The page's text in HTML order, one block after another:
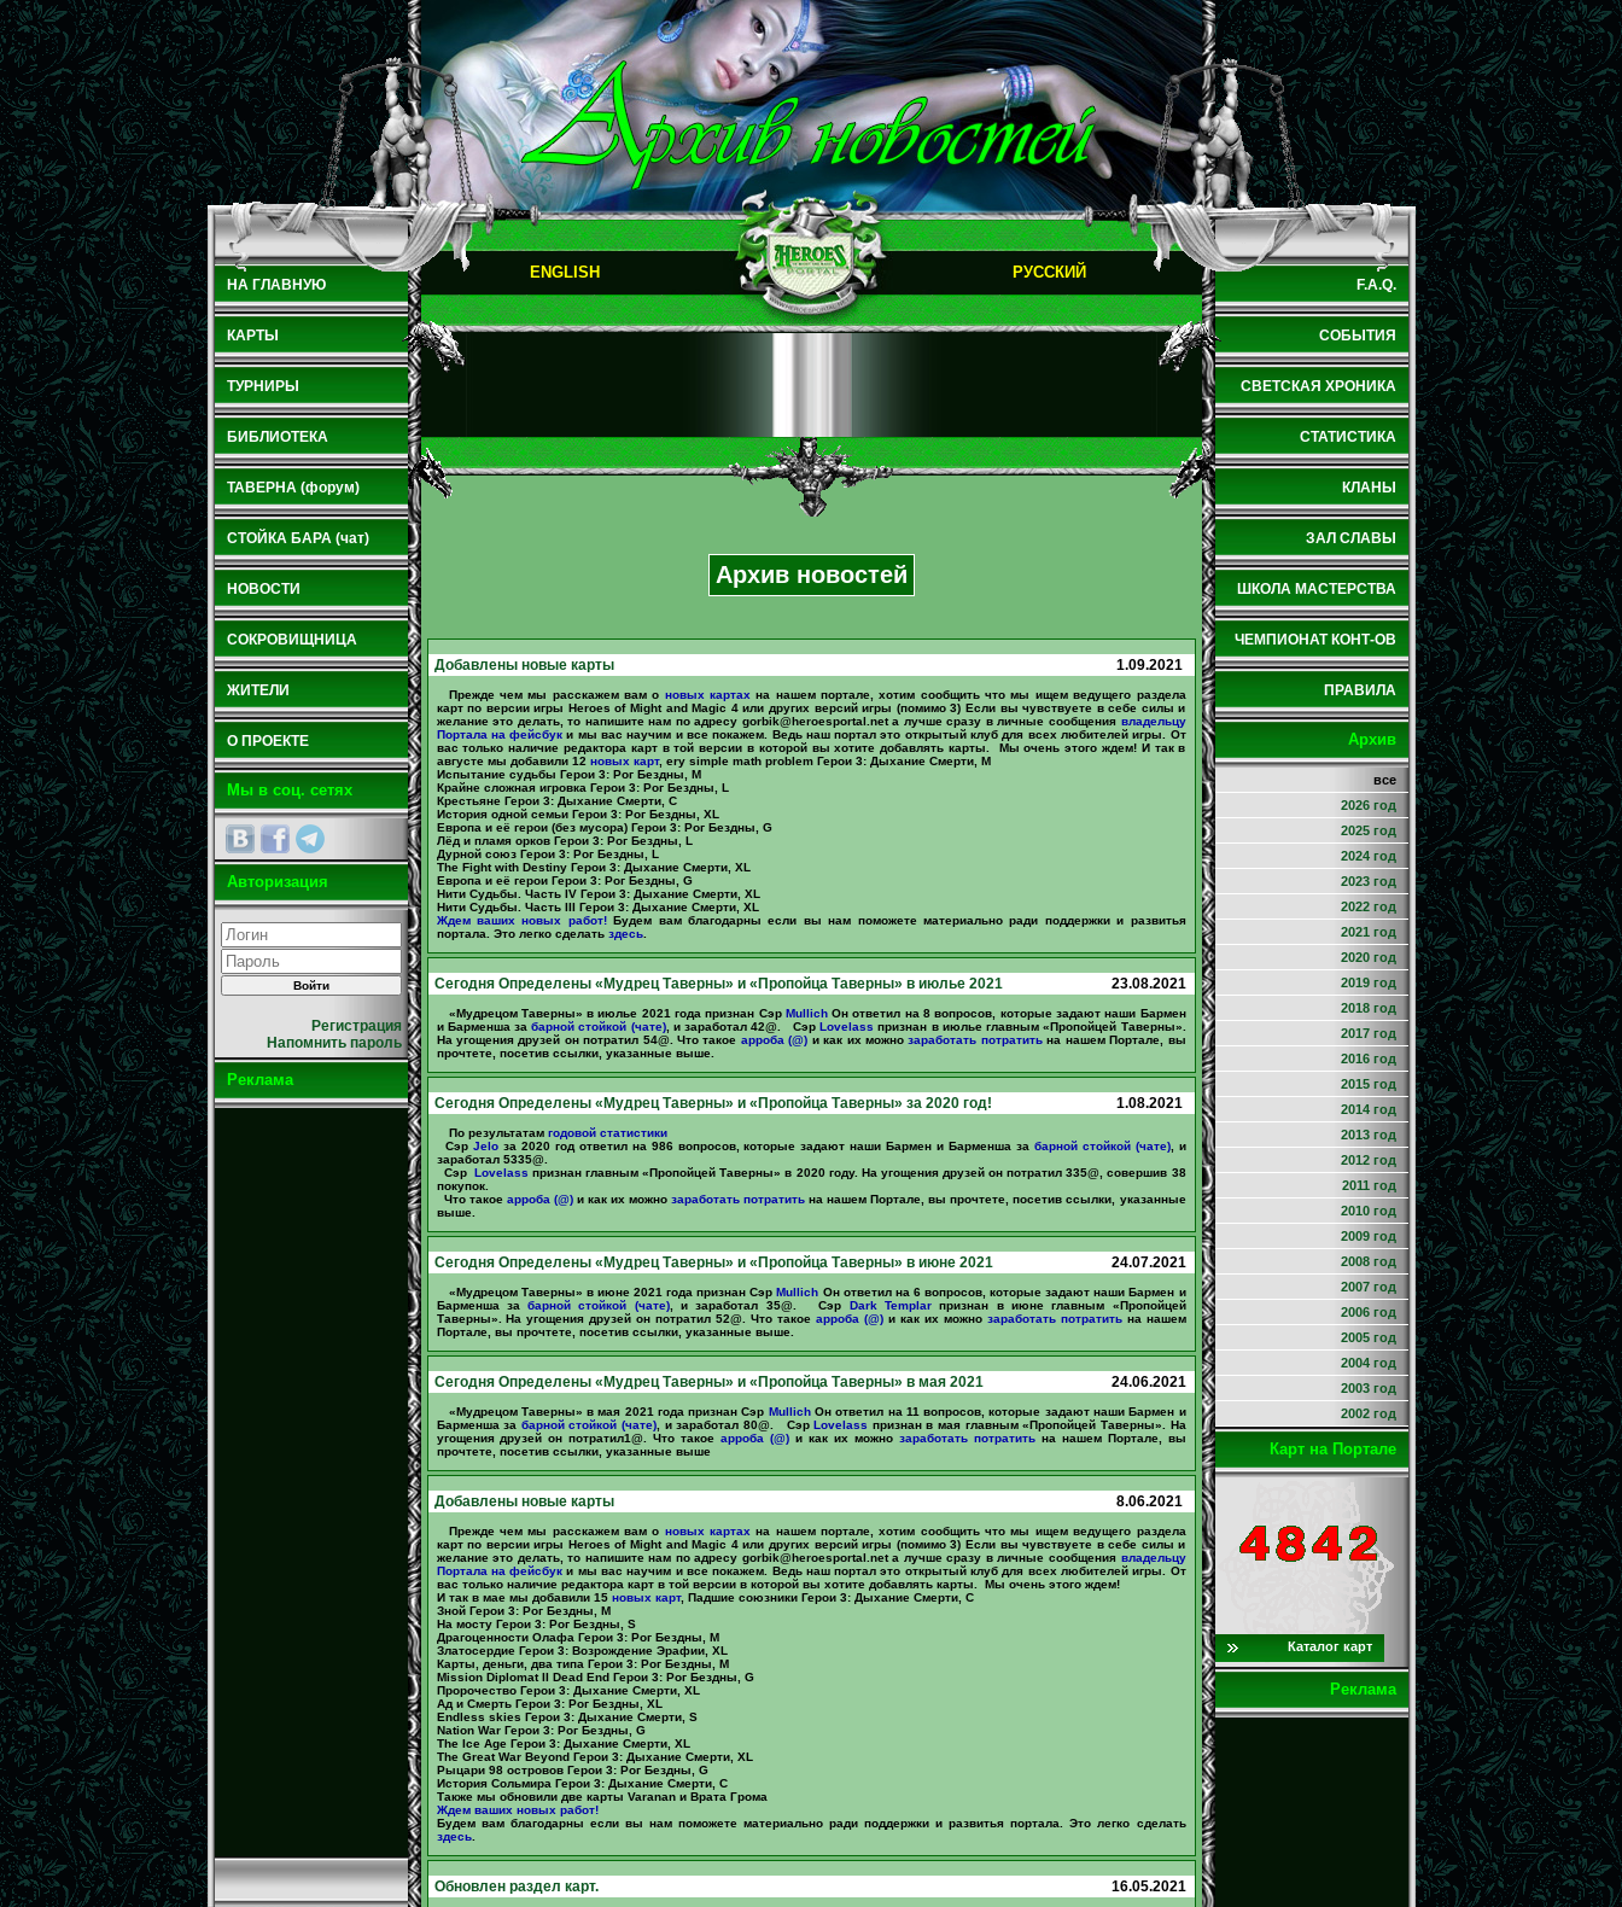
НА ГЛАВНУЮ
КАРТЫ
ТУРНИРЫ
БИБЛИОТЕКА
ТАВЕРНА (форум)
СТОЙКА БАРА (чат)
НОВОСТИ
СОКРОВИЩНИЦА
ЖИТЕЛИ
О ПРОЕКТЕ
Мы в соц. сетях
Авторизация
Регистрация
Напомнить пароль
Реклама
ENGLISH РУССКИЙ
Архив новостей
Добавлены новые карты 1.09.2021
Прежде чем мы расскажем вам о новых картах на нашем портале, хотим сообщить что мы ищем ведущего раздела
карт по версии игры Heroes of Might and Magic 4 или других версий игры (помимо 3) Если вы чувствуете в себе силы и
желание это делать, то напишите нам по адресу gorbik@heroesportal.netа лучше сразу в личные сообщения владельцу
Портала на фейсбук и мы вас научим и все покажем. Ведь наш портал это открытый клуб для всех любителей игры. От
вас только наличие редактора карт в той версии в которой вы хотите добавлять карты. Мы очень этого ждем! И так в
августе мы добавили 12 новых карт, ery simple math problem Герои 3: Дыхание Смерти, M
Испытание судьбы Герои 3: Рог Бездны, M
Крайне сложная игровка Герои 3: Рог Бездны, L
Крестьяне Герои 3: Дыхание Смерти, C
История одной семьи Герои 3: Рог Бездны, XL
Европа и её герои (без мусора) Герои 3: Рог Бездны, G
Лёд и пламя орков Герои 3: Рог Бездны, L
Дурной союз Герои 3: Рог Бездны, L
The Fight with Destiny Герои 3: Дыхание Смерти, XL
Европа и её герои Герои 3: Рог Бездны, G
Нити Судьбы. Часть IV Герои 3: Дыхание Смерти, XL
Нити Судьбы. Часть III Герои 3: Дыхание Смерти, XL
Ждем ваших новых работ!Будем вам благодарны если вы нам поможете материально ради поддержки и развитья
портала. Это легко сделать здесь.
Сегодня Определены «Мудрец Таверны» и «Пропойца Таверны» в июлье 2021 23.08.2021
«Мудрецом Таверны» в июлье 2021 года признан Сэр MullichОн ответил на 8 вопросов, которые задают наши Бармен
и Барменша забарной стойкой (чате), и заработал 42@. СэрLovelass признан в июлье главным «Пропойцей Таверны».
На угощения друзей он потратил 54@. Что такое арроба (@) и как их можнозаработать потратитьна нашем Портале, вы
прочтете, посетив ссылки, указанные выше.
Сегодня Определены «Мудрец Таверны» и «Пропойца Таверны» за 2020 год! 1.08.2021
По результатам годовой статистики
СэрJelo за 2020 год ответил на 986 вопросов, которые задают наши Бармен и Барменша за барной стойкой (чате), и
заработал 5335@.
Сэр Lovelass признан главным «Пропойцей Таверны» в 2020 году. На угощения друзей он потратил 335@, совершив 38
покупок.
Что такое арроба (@)и как их можнозаработать потратить на нашем Портале, вы прочтете, посетив ссылки, указанные
выше.
Сегодня Определены «Мудрец Таверны» и «Пропойца Таверны» в июне 2021 24.07.2021
«Мудрецом Таверны» в июне 2021 года признан СэрMullich Он ответил на 6 вопросов, которые задают наши Бармен и
Барменша забарной стойкой (чате), и заработал 35@. Сэр Dark Templar признан в июне главным «Пропойцей
Таверны». На угощения друзей он потратил 52@. Что такое арроба (@)и как их можно заработать потратитьна нашем
Портале, вы прочтете, посетив ссылки, указанные выше.
Сегодня Определены «Мудрец Таверны» и «Пропойца Таверны» в мая 2021 24.06.2021
«Мудрецом Таверны» в мая 2021 года признан Сэр MullichОн ответил на 11 вопросов, которые задают наши Бармен и
Барменша за барной стойкой (чате), и заработал 80@. СэрLovelass признан в мая главным «Пропойцей Таверны». На
угощения друзей он потратил1@. Что такоеарроба (@) и как их можно заработать потратитьна нашем Портале, вы
прочтете, посетив ссылки, указанные выше
Добавлены новые карты 8.06.2021
Прежде чем мы расскажем вам о новых картах на нашем портале, хотим сообщить что мы ищем ведущего раздела
карт по версии игры Heroes of Might and Magic 4 или других версий игры (помимо 3) Если вы чувствуете в себе силы и
желание это делать, то напишите нам по адресу gorbik@heroesportal.netа лучше сразу в личные сообщения владельцу
Портала на фейсбук и мы вас научим и все покажем. Ведь наш портал это открытый клуб для всех любителей игры. От
вас только наличие редактора карт в той версии в которой вы хотите добавлять карты. Мы очень этого ждем!
И так в мае мы добавили 15 новых карт, Падшие союзники Герои 3: Дыхание Смерти, C
Зной Герои 3: Рог Бездны, M
На мосту Герои 3: Рог Бездны, S
Драгоценности Олафа Герои 3: Рог Бездны, M
Златосердие Герои 3: Возрождение Эрафии, XL
Карты, деньги, два типа Герои 3: Рог Бездны, M
Mission Diplomat II Dead End Герои 3: Рог Бездны, G
Пророчество Герои 3: Дыхание Смерти, XL
Ад и Смерть Герои 3: Рог Бездны, XL
Endless skies Герои 3: Дыхание Смерти, S
Nation War Герои 3: Рог Бездны, G
The Ice Age Герои 3: Дыхание Смерти, XL
The Great War Beyond Герои 3: Дыхание Смерти, XL
Рыцари 98 островов Герои 3: Рог Бездны, G
История Сольмира Герои 3: Дыхание Смерти, C
Также мы обновили две карты Varanan и Врата Грома
Ждем ваших новых работ!
Будем вам благодарны если вы нам поможете материально ради поддержки и развитья портала. Это легко сделать
здесь.
Обновлен раздел карт. 16.05.2021
F.A.Q.
СОБЫТИЯ
СВЕТСКАЯ ХРОНИКА
СТАТИСТИКА
КЛАНЫ
ЗАЛ СЛАВЫ
ШКОЛА МАСТЕРСТВА
ЧЕМПИОНАТ КОНТ-ОВ
ПРАВИЛА
Архив
все
2026 год
2025 год
2024 год
2023 год
2022 год
2021 год
2020 год
2019 год
2018 год
2017 год
2016 год
2015 год
2014 год
2013 год
2012 год
2011 год
2010 год
2009 год
2008 год
2007 год
2006 год
2005 год
2004 год
2003 год
2002 год
Карт на Портале
Каталог карт
Реклама